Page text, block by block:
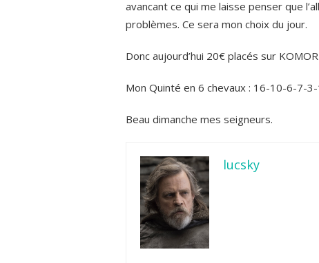
avancant ce qui me laisse penser que
problèmes. Ce sera mon choix du jour.
Donc aujourd’hui 20€ placés sur
Mon Quinté en 6 chevaux : 16-10-6-7-
Beau dimanche mes seigneurs.
lucsky